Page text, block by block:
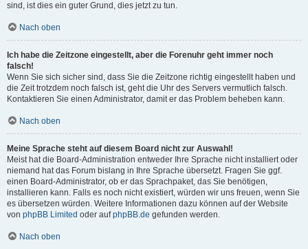
sind, ist dies ein guter Grund, dies jetzt zu tun.
Nach oben
Ich habe die Zeitzone eingestellt, aber die Forenuhr geht immer noch
falsch!
Wenn Sie sich sicher sind, dass Sie die Zeitzone richtig eingestellt haben und
die Zeit trotzdem noch falsch ist, geht die Uhr des Servers vermutlich falsch.
Kontaktieren Sie einen Administrator, damit er das Problem beheben kann.
Nach oben
Meine Sprache steht auf diesem Board nicht zur Auswahl!
Meist hat die Board-Administration entweder Ihre Sprache nicht installiert oder
niemand hat das Forum bislang in Ihre Sprache übersetzt. Fragen Sie ggf.
einen Board-Administrator, ob er das Sprachpaket, das Sie benötigen,
installieren kann. Falls es noch nicht existiert, würden wir uns freuen, wenn Sie
es übersetzen würden. Weitere Informationen dazu können auf der Website
von phpBB Limited oder aufphpBB.de gefunden werden.
Nach oben